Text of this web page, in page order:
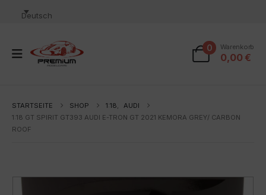
Deutsch
0 Warenkorb
0,00 €
STARTSEITE SHOP 1:18,
AUDI
1:18 GT SPIRIT GT393 AUDI E-TRON GT 2021 KEMORA GREY/ CARBON
ROOF